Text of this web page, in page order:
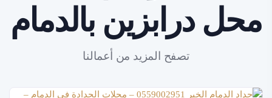
محل درابزين بالدمام
تصفح المزيد من أعمالنا